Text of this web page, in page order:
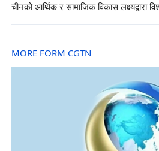
चीनको आर्थिक र सामाजिक विकास लक्ष्यद्वारा
MORE FORM CGTN